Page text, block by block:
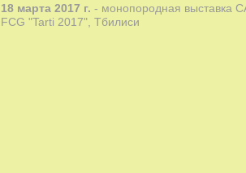
18 марта 2017 г. - монопородная выставка
FCG "Tarti 2017", Тбилиси